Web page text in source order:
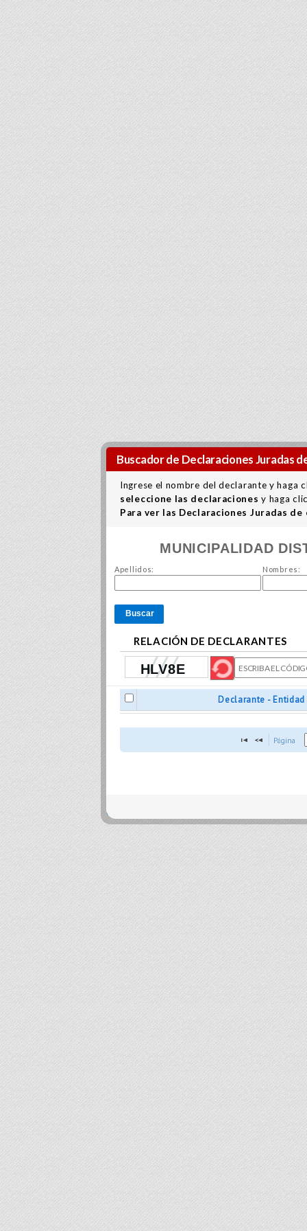
Buscador de Declaraciones Juradas
Ingrese el nombre del declarante y haga
seleccione las declaraciones y haga
Para ver las Declaraciones Juradas
MUNICIPALIDAD
Apellidos: Nombres:
Buscar
RELACIÓN DE DECLARANTES
Declarante - Entidad
Página
close